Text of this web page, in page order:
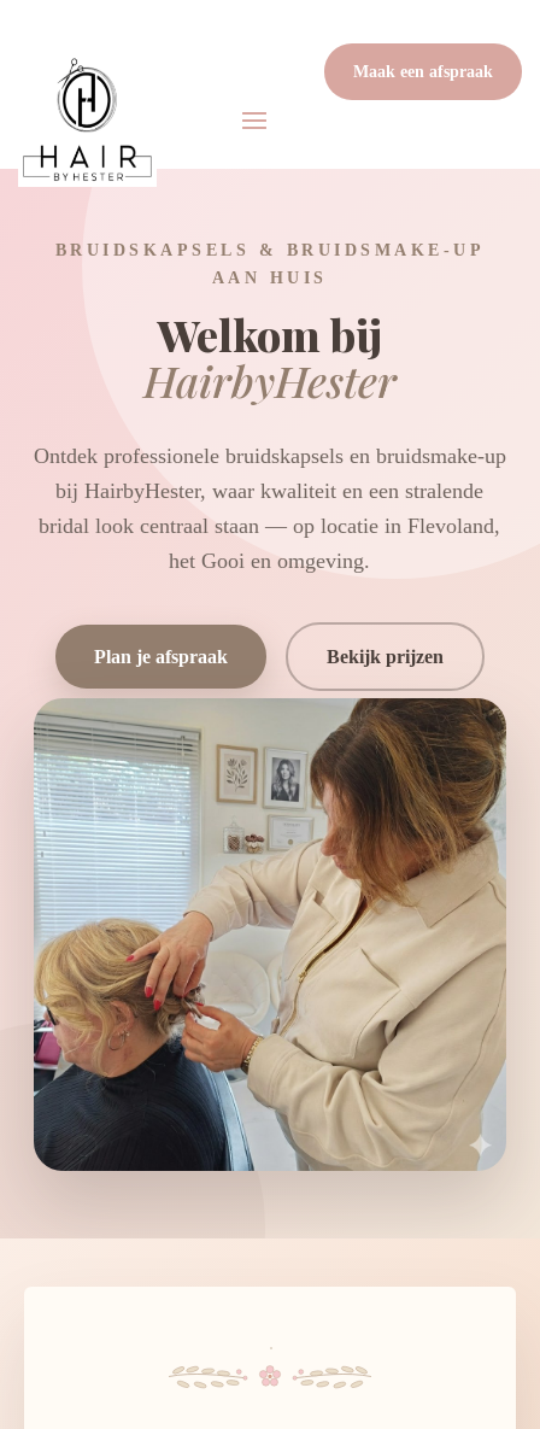
Maak een afspraak
BRUIDSKAPSELS & BRUIDSMAKE-UP
AAN HUIS
Welkom bij
HairbyHester
Ontdek professionele bruidskapsels en bruidsmake-up
bij HairbyHester, waar kwaliteit en een stralende
bridal look centraal staan — op locatie in Flevoland,
het Gooi en omgeving.
Plan je afspraak Bekijk prijzen